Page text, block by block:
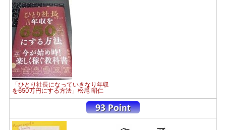
「ひとり社長になっていきなり年収
を650万円にする方法」松尾 昭仁